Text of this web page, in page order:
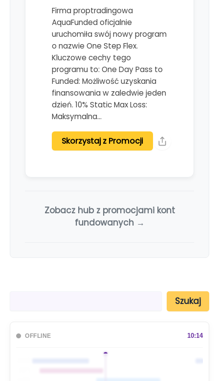
Firma proptradingowa
AquaFunded oficjalnie
uruchomiła swój nowy program
o nazwie One Step Flex.
Kluczowe cechy tego
programu to: One Day Pass to
Funded: Możliwość uzyskania
finansowania w zaledwie jeden
dzień. 10% Static Max Loss:
Maksymalna…
Skorzystaj z Promocji
Zobacz hub z promocjami kont
fundowanych →
Szukaj
OFFLINE 10:14